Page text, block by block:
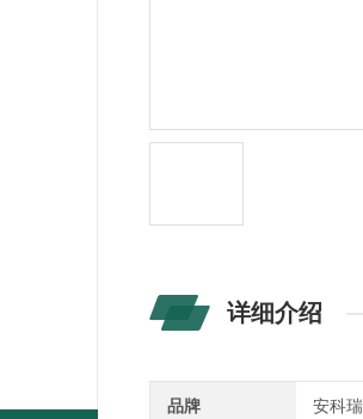
详细介绍
品牌 安科